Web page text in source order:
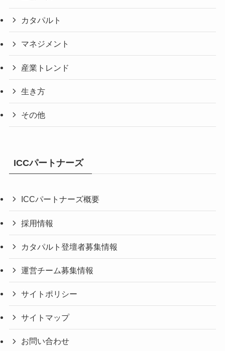
カタパルト
マネジメント
産業トレンド
生き方
その他
ICCパートナーズ
ICCパートナーズ概要
採用情報
カタパルト登壇者募集情報
運営チーム募集情報
サイトポリシー
サイトマップ
お問い合わせ